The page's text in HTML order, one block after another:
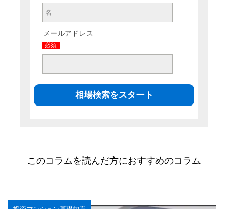
メールアドレス
必須
このコラムを読んだ方におすすめのコラム